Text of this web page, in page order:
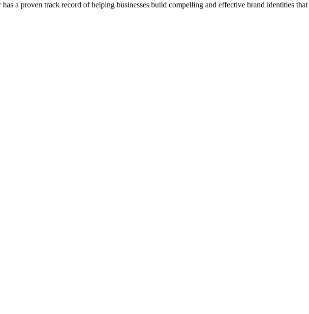
a proven track record of helping businesses build compelling and effective brand identities that